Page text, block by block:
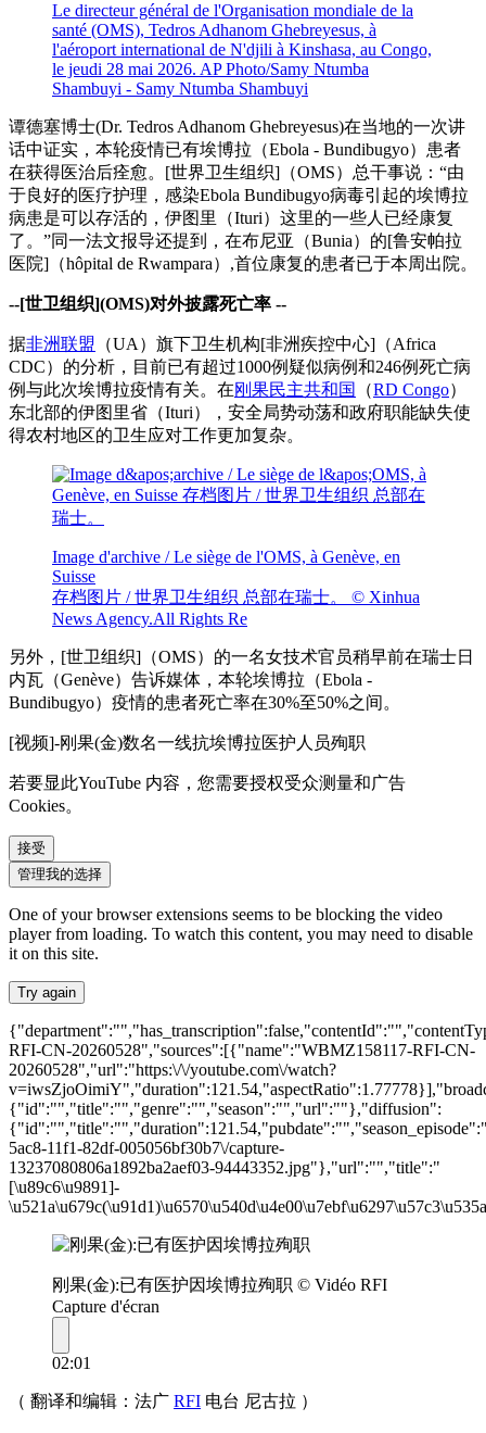
Le directeur général de l'Organisation mondiale de la
santé (OMS), Tedros Adhanom Ghebreyesus, à
l'aéroport international de N'djili à Kinshasa, au Congo,
le jeudi 28 mai 2026. AP Photo/Samy Ntumba
Shambuyi - Samy Ntumba Shambuyi
谭德塞博士(Dr. Tedros Adhanom Ghebreyesus)在当地的一次讲
话中证实，本轮疫情已有埃博拉（Ebola - Bundibugyo）患者
在获得医治后痊愈。[世界卫生组织]（OMS）总干事说：“由
于良好的医疗护理，感染Ebola Bundibugyo病毒引起的埃博拉
病患是可以存活的，伊图里（Ituri）这里的一些人已经康复
了。”同一法文报导还提到，在布尼亚（Bunia）的[鲁安帕拉
医院]（hôpital de Rwampara）,首位康复的患者已于本周出院。
--[世卫组织](OMS)对外披露死亡率 --
据非洲联盟 （UA）旗下卫生机构[非洲疾控中心]（Africa
CDC）的分析，目前已有超过1000例疑似病例和246例死亡病
例与此次埃博拉疫情有关。在刚果民主共和国 （RD Congo）
东北部的伊图里省（Ituri），安全局势动荡和政府职能缺失使
得农村地区的卫生应对工作更加复杂。
Image d'archive / Le siège de l'OMS, à Genève, en
Suisse
存档图片 / 世界卫生组织 总部在瑞士。
© Xinhua
News Agency.All Rights Re
另外，[世卫组织]（OMS）的一名女技术官员稍早前在瑞士日
内瓦（Genève）告诉媒体，本轮埃博拉（Ebola -
Bundibugyo）疫情的患者死亡率在30%至50%之间。
[视频]-刚果(金)数名一线抗埃博拉医护人员殉职
若要显此YouTube 内容，您需要授权受众测量和广告
Cookies。
接受
管理我的选择
One of your browser extensions seems to be blocking the video
player from loading. To watch this content, you may need to disable
it on this site.
Try again
RFI-CN-20260528","sources":[{"name":"WBMZ158117-RFI-CN-
20260528","url":"https:\/\/youtube.com\/watch?
{"id":"","title":"","genre":"","season":"","url":""},"diffusion":
5ac8-11f1-82df-005056bf30b7\/capture-
13237080806a1892ba2aef03-94443352.jpg"},"url":"","title":"
[\u89c6\u9891]-
刚果(金):已有医护因埃博拉殉职 © Vidéo RFI
Capture d'écran
02:01
（ 翻译和编辑：法广 RFI 电台 尼古拉 ）